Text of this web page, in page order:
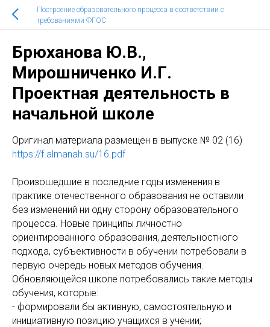
Построение образовательного процесса в соответствии с
требованиями ФГОС
Брюханова Ю.В.,
Мирошниченко И.Г.
Проектная деятельность в
начальной школе
Оригинал материала размещен в выпуске № 02 (16)
https://f.almanah.su/16.pdf
Произошедшие в последние годы изменения в
практике отечественного образования не оставили
без изменений ни одну сторону образовательного
процесса. Новые принципы личностно
ориентированного образования, деятельностного
подхода, субъективности в обучении потребовали в
первую очередь новых методов обучения.
Обновляющейся школе потребовались такие методы
обучения, которые:
- формировали бы активную, самостоятельную и
инициативную позицию учащихся в учении;